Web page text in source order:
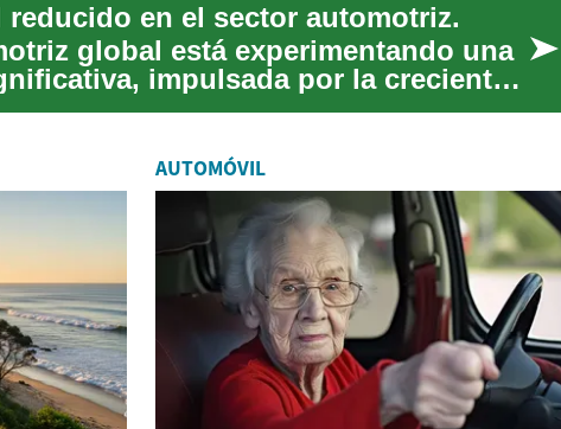
reducido en el sector automotriz.
global está experimentando una
impulsada por la creciente
AUTOMÓVIL